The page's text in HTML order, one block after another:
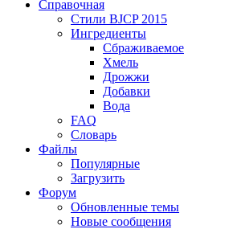
Справочная
Стили BJCP 2015
Ингредиенты
Сбраживаемое
Хмель
Дрожжи
Добавки
Вода
FAQ
Словарь
Файлы
Популярные
Загрузить
Форум
Обновленные темы
Новые сообщения